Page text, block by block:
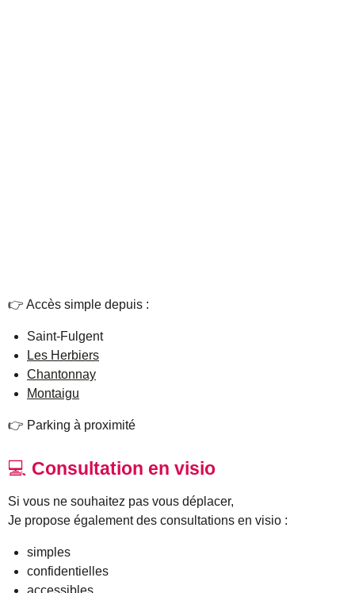
👉 Accès simple depuis :
Saint-Fulgent
Les Herbiers
Chantonnay
Montaigu
👉 Parking à proximité
💻 Consultation en visio
Si vous ne souhaitez pas vous déplacer,
Je propose également des consultations en visio :
simples
confidentielles
accessibles